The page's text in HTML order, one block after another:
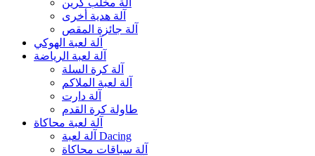
آلة هدية أخرى
آلة جائزة المقص
آلة لعبة الهوكي
آلة لعبة الرياضة
آلة كرة السلة
آلة لعبة الملاكم
آلة دارت
طاولة كرة القدم
آلة لعبة محاكاة
آلة لعبة Dacing
آلة سباقات محاكاة